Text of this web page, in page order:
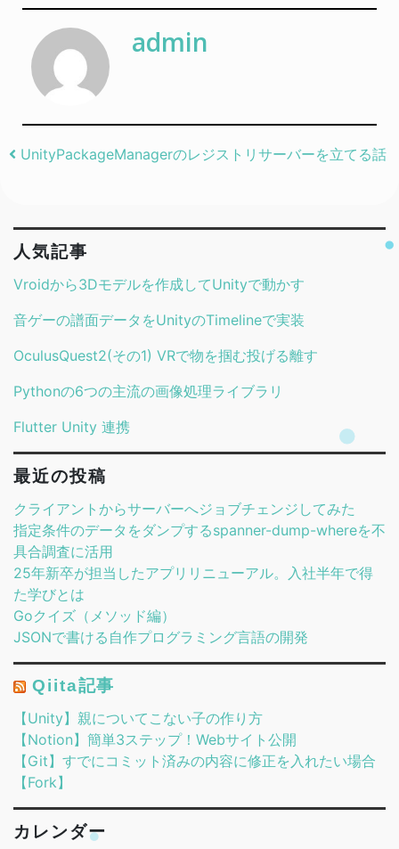
admin
Post navigation
UnityPackageManagerのレジストリサーバーを立てる話
人気記事
Vroidから3Dモデルを作成してUnityで動かす
音ゲーの譜面データをUnityのTimelineで実装
OculusQuest2(その1) VRで物を掴む投げる離す
Pythonの6つの主流の画像処理ライブラリ
Flutter Unity 連携
最近の投稿
クライアントからサーバーへジョブチェンジしてみた
指定条件のデータをダンプするspanner-dump-whereを不
具合調査に活用
25年新卒が担当したアプリリニューアル。入社半年で得
た学びとは
Goクイズ（メソッド編）
JSONで書ける自作プログラミング言語の開発
Qiita記事
【Unity】親についてこない子の作り方
【Notion】簡単3ステップ！Webサイト公開
【Git】すでにコミット済みの内容に修正を入れたい場合
【Fork】
カレンダー